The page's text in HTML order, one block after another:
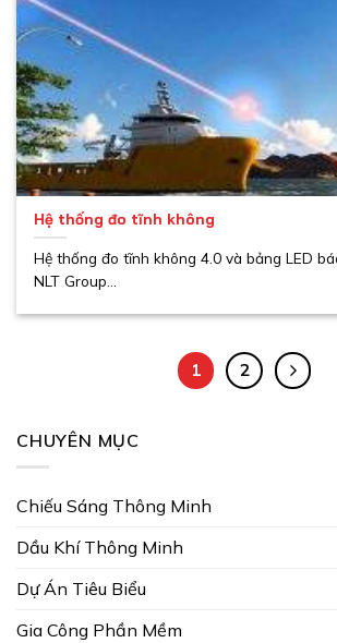
Hệ thống đo tĩnh không
Hệ thống đo tĩnh không 4.0 và bảng LED
NLT Group...
1 2
CHUYÊN MỤC
Chiếu Sáng Thông Minh
Dầu Khí Thông Minh
Dự Án Tiêu Biểu
Gia Công Phần Mềm